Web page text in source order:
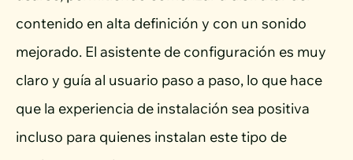
contenido en alta definición y con un sonido
mejorado. El asistente de configuración es muy
claro y guía al usuario paso a paso, lo que hace
que la experiencia de instalación sea positiva
incluso para quienes instalan este tipo de